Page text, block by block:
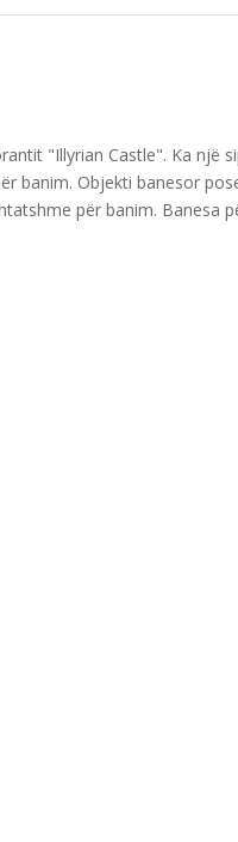
"Illyrian Castle". Ka një
banim. Objekti banesor
për banim. Banesa